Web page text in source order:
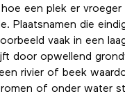
een plek er vroeger
Plaatsnamen die
vaak in een
door opwellend
rivier of beek
of onder water